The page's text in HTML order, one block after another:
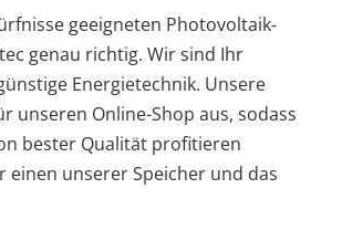
geeigneten Photovoltaik-
genau richtig. Wir sind Ihr
Energietechnik. Unsere
unseren Online-Shop aus, sodass
bester Qualität profitieren
einen unserer Speicher und das